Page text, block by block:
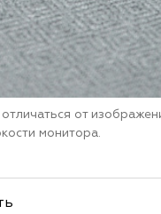
от
монитора.